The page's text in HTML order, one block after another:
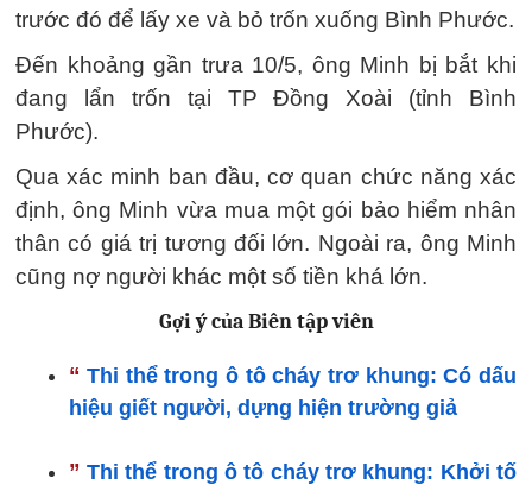
trước đó để lấy xe và bỏ trốn xuống Bình Phước.
Đến khoảng gần trưa 10/5, ông Minh bị bắt khi
đang lẩn trốn tại TP Đồng Xoài (tỉnh Bình
Phước).
Qua xác minh ban đầu, cơ quan chức năng xác
định, ông Minh vừa mua một gói bảo hiểm nhân
thân có giá trị tương đối lớn. Ngoài ra, ông Minh
cũng nợ người khác một số tiền khá lớn.
Gợi ý của Biên tập viên
“ Thi thể trong ô tô cháy trơ khung: Có dấu
hiệu giết người, dựng hiện trường giả
” Thi thể trong ô tô cháy trơ khung: Khởi tố